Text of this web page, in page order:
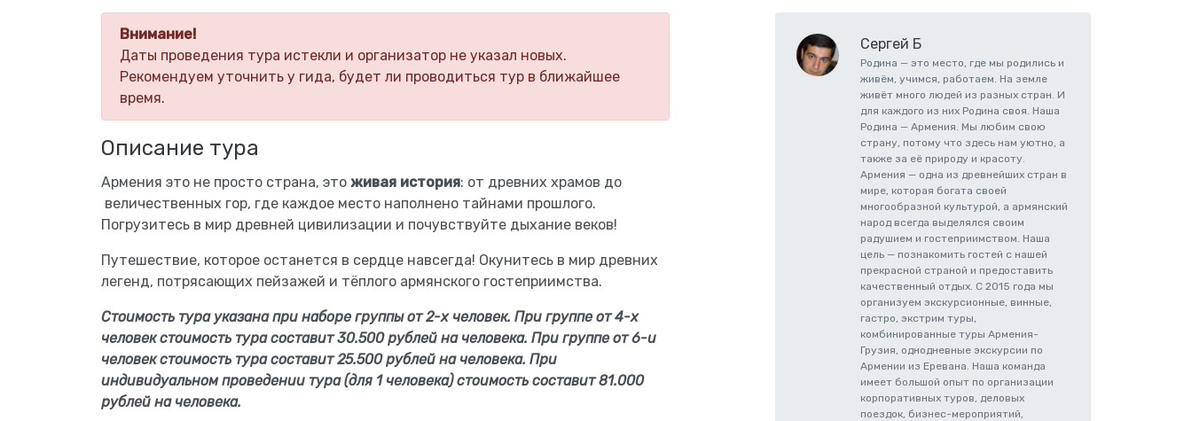
Внимание!
Даты проведения тура истекли и организатор не указал новых.
Рекомендуем уточнить у гида, будет ли проводиться тур в ближайшее
время.
Описание тура
Армения это не просто страна, это живая история: от древних храмов до
величественных гор, где каждое место наполнено тайнами прошлого.
Погрузитесь в мир древней цивилизации и почувствуйте дыхание веков!
Путешествие, которое останется в сердце навсегда! Окунитесь в мир древних
легенд, потрясающих пейзажей и тёплого армянского гостеприимства.
Стоимость тура указана при наборе группы от 2-х человек. При группе от 4-х
человек стоимость тура составит 30.500 рублей на человека. При группе от 6-и
человек стоимость тура составит 25.500 рублей на человека. При
индивидуальном проведении тура (для 1 человека) стоимость составит 81.000
рублей на человека.
Сергей Б
Родина — это место, где мы родились и
живём, учимся, работаем. На земле
живёт много людей из разных стран. И
для каждого из них Родина своя. Наша
Родина — Армения. Мы любим свою
страну, потому что здесь нам уютно, а
также за её природу и красоту.
Армения — одна из древнейших стран в
мире, которая богата своей
многообразной культурой, а армянский
народ всегда выделялся своим
радушием и гостеприимством. Наша
цель — познакомить гостей с нашей
прекрасной страной и предоставить
качественный отдых. С 2015 года мы
организуем экскурсионные, винные,
гастро, экстрим туры,
комбинированные туры Армения-
Грузия, однодневные экскурсии по
Армении из Еревана. Наша команда
имеет большой опыт по организации
корпоративных туров, деловых
поездок, бизнес-мероприятий,